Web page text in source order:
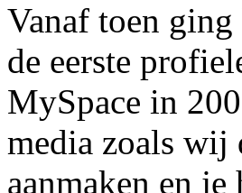
Vanaf toen
de eerste
MySpace in
media zoals wij
aanmaken en